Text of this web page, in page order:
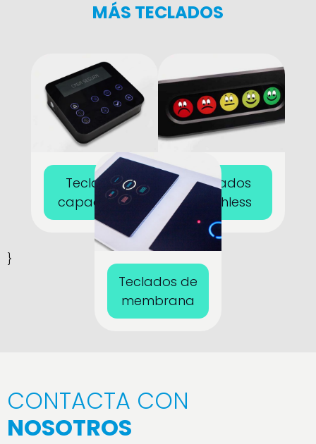
MÁS TECLADOS
Teclados
capacitivos
Teclados
touchless
Teclados de
membrana
}
CONTACTA CON
NOSOTROS